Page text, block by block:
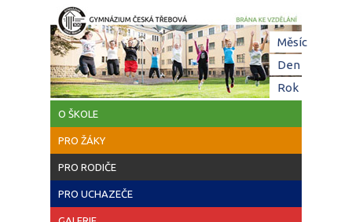
Přejít k hlavnímu obsahu
O ŠKOLE
PRO ŽÁKY
PRO RODIČE
PRO UCHAZEČE
Měsíc
Den(aktivní
Rok